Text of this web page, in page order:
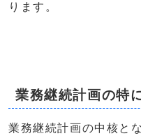
ります。
業務継続計画の特
業務継続計画の中核と